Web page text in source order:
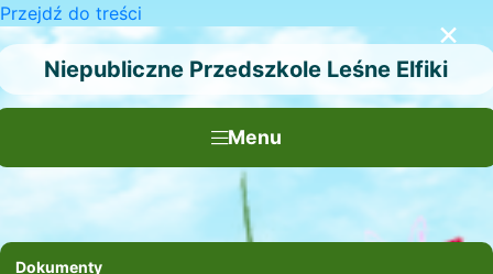
Przejdź do treści
Niepubliczne Przedszkole Leśne Elfiki
Menu
×
Dokumenty